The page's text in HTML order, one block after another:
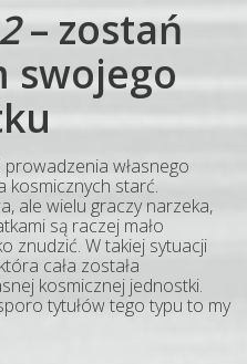
– zostań
swojego
własnego
kosmicznych starć.
ale wielu graczy narzeka,
są raczej mało
znudzić. W takiej sytuacji
cała została
kosmicznej jednostki.
tytułów tego typu to my